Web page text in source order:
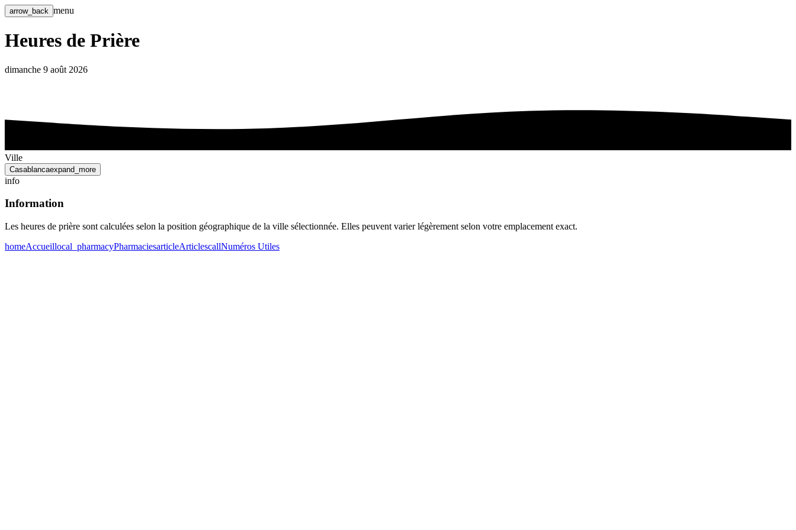
arrow_back menu
Heures de Prière
dimanche 9 août 2026
Ville
Casablancaexpand_more
info
Information
Les heures de prière sont calculées selon la position géographique de la ville sélectionnée. Elles peuvent varier légèrement selon votre emplacement exact.
homeAccueillocal_pharmacyPharmaciesarticleArticlescallNuméros Utiles